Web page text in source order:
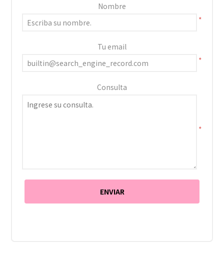
Nombre
*
Tu email
*
Consulta
*